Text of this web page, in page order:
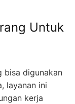
Untuk
bisa digunakan
layanan ini
kerja